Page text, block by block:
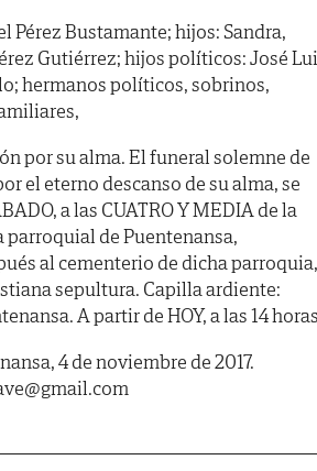
Pérez Bustamante; hijos: Sandra,
Gutiérrez; hijos políticos: José
hermanos políticos, sobrinos,
por su alma. El funeral solemne de
el eterno descanso de su alma, se
a las CUATRO Y MEDIA de la
parroquial de Puentenansa,
al cementerio de dicha parroquia,
sepultura. Capilla ardiente:
A partir de HOY, a las 14
4 de noviembre de 2017.